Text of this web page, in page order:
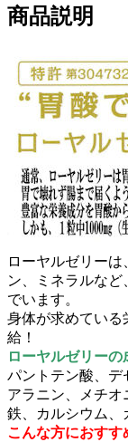
商品説明
ローヤルゼリー
ン、ミネラルな
でいます。
身体が求めている
給！
ローヤルゼリーの
パントテン酸、デ
アラニン、メチオ
鉄、カルシウム、
こんな方におすす